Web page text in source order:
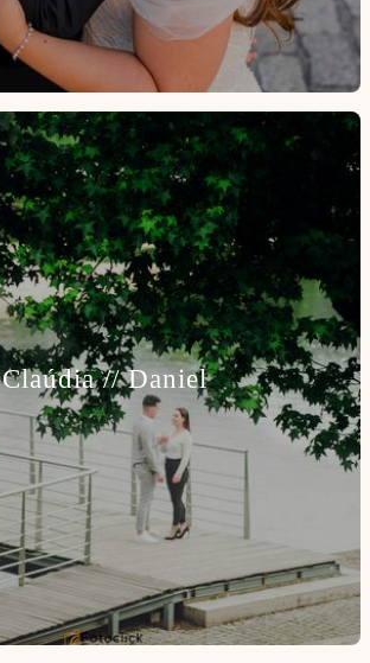
Claúdia // Daniel